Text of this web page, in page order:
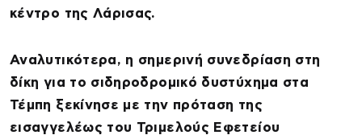
κέντρο της Λάρισας.
Αναλυτικότερα, η σημερινή συνεδρίαση στη
δίκη για το σιδηροδρομικό δυστύχημα στα
Τέμπη ξεκίνησε με την πρόταση της
εισαγγελέως του Τριμελούς Εφετείου